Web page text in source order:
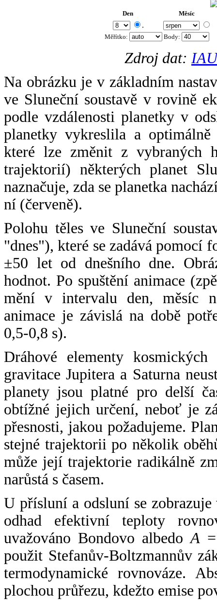
Den Měsíc
.
Měřítko: Body:
Zdroj dat:
Na obrázku je v základním
ve Sluneční soustavě v rovině
podle vzdálenosti planetky v
planetky vykreslila a
které lze změnit z vybraných
trajektorií) některých planet
naznačuje, zda se planetka
ní (červeně).
Polohu těles ve Sluneční
"dnes"), které se zadává pomocí
±50 let od dnešního dne.
hodnot. Po spuštění animace
mění v intervalu den, měsíc
animace je závislá na době
0,5-0,8 s).
Dráhové elementy
gravitace Jupitera a Saturna
planety jsou platné pro delší
obtížné jejich určení, neboť je
přesnosti, jakou požadujeme.
stejné trajektorii po několik
může její trajektorie radikálně
narůstá s časem.
U přísluní a odsluní se
odhad efektivní teploty
uvažováno Bondovo albedoA
použit Stefanův-Boltzmannův
termodynamické rovnováze.
plochou průřezu, kdežto emise